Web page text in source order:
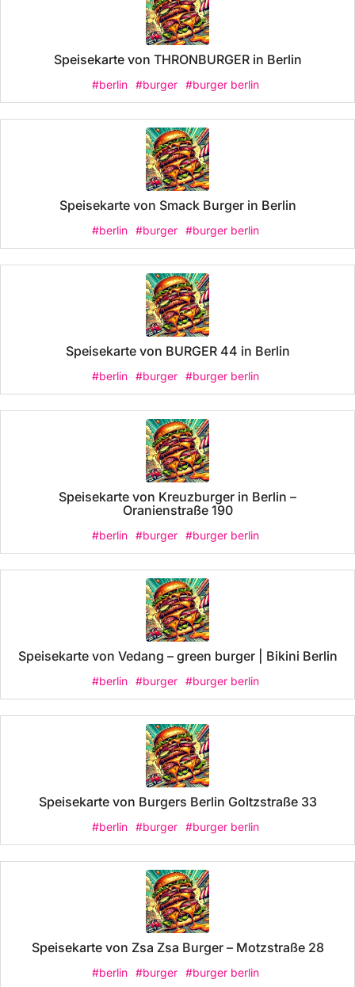
Speisekarte von THRONBURGER in Berlin
#berlin #burger #burger berlin
Speisekarte von Smack Burger in Berlin
#berlin #burger #burger berlin
Speisekarte von BURGER 44 in Berlin
#berlin #burger #burger berlin
Speisekarte von Kreuzburger in Berlin –
Oranienstraße 190
#berlin #burger #burger berlin
Speisekarte von Vedang – green burger | Bikini Berlin
#berlin #burger #burger berlin
Speisekarte von Burgers Berlin Goltzstraße 33
#berlin #burger #burger berlin
Speisekarte von Zsa Zsa Burger – Motzstraße 28
#berlin #burger #burger berlin